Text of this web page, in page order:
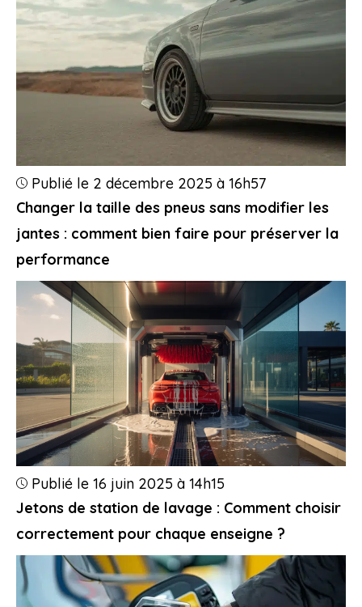
Changer la taille des pneus sans modifier les
jantes : comment bien faire pour préserver la
performance
Publié le 2 décembre 2025 à 16h57
Jetons de station de lavage : Comment choisir
correctement pour chaque enseigne ?
Publié le 16 juin 2025 à 14h15